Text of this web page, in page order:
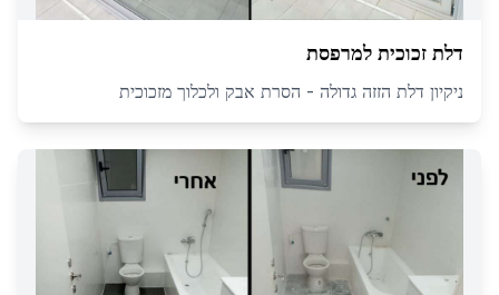
דלת זכוכית למרפסת
ניקיון דלת הזזה גדולה - הסרת אבק ולכלוך מזכוכית